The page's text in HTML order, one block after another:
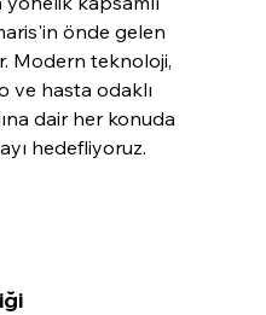
önde gelen
Modern teknoloji,
ve hasta odaklı
dair her konuda
hedefliyoruz.